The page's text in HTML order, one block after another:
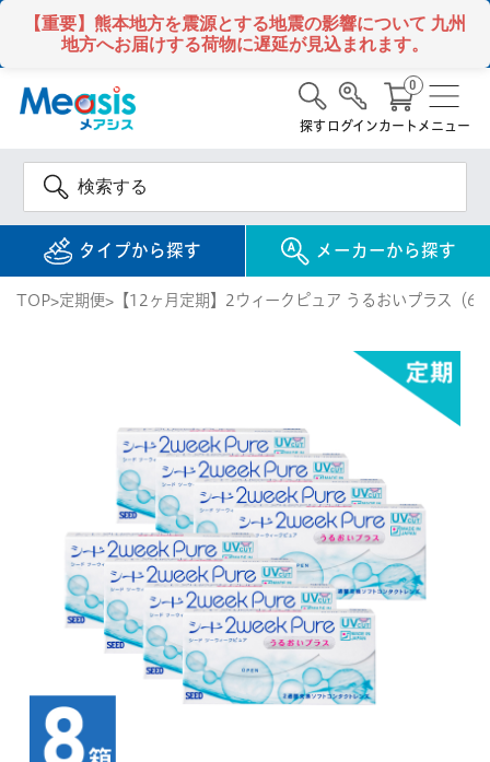
【重要】熊本地方を震源とする地震の影響について 九州
地方へお届けする荷物に遅延が見込まれます。
タイプから探す メーカーから探す
探す ログインカート
0
メニュー
2WEEK / 2週間 使い捨て
1MONTH / 1ヶ月 使い捨て
乱視用コンタクトレンズ
遠近両用コンタクトレンズ
カラーコンタクトレンズ
ハード コンタクトレンズ
ソフト
クーパービジョン ボシュロム
日本アルコン シード
検 索
INFORMATION
MYコンタクト（らくらく再購入）
はじめての方へ
おトク定期便
TOP 定期便 【12ヶ月定期】2ウィークピュア うるおいプラス（6